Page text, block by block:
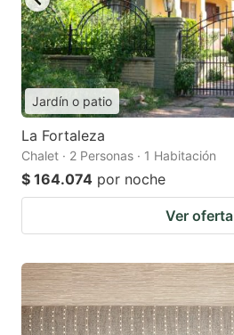
Jardín o patio
La Fortaleza
Chalet · 2 Personas · 1 Habitación
$ 164.074 por noche
Ver oferta